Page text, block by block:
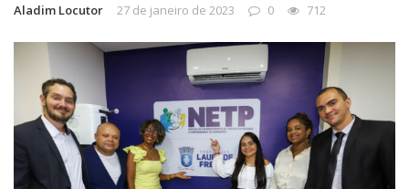
Aladim Locutor 27 de janeiro de 2023 0 712